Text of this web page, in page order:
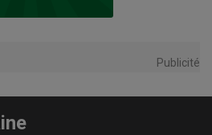
Publicité